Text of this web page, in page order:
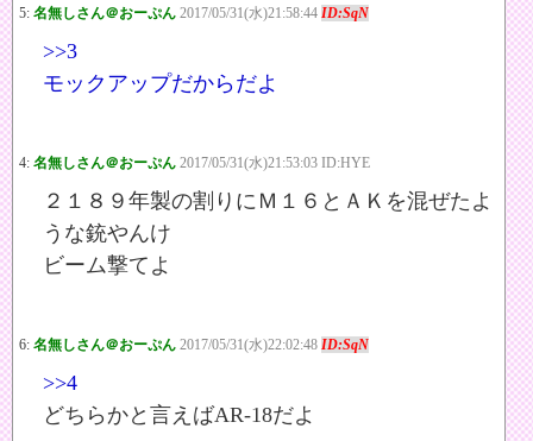
5: 名無しさん＠おーぷん 2017/05/31(水)21:58:44 ID:SqN
>>3
モックアップだからだよ
4: 名無しさん＠おーぷん 2017/05/31(水)21:53:03 ID:HYE
２１８９年製の割りにＭ１６とＡＫを混ぜたよ
うな銃やんけ
ビーム撃てよ
6: 名無しさん＠おーぷん 2017/05/31(水)22:02:48 ID:SqN
>>4
どちらかと言えばAR-18だよ